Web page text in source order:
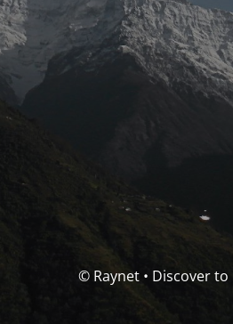
© Raynet • Discover to